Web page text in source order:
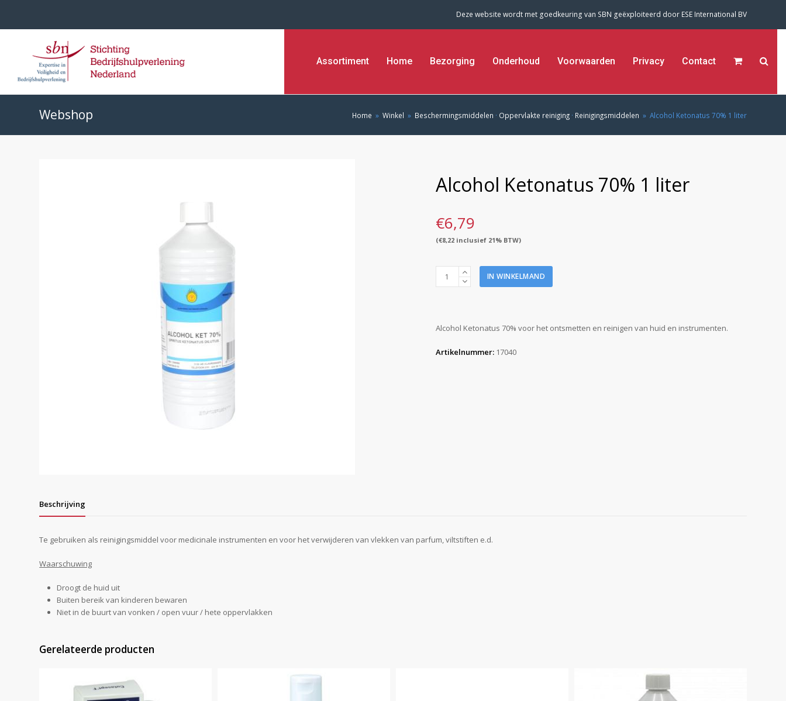
Deze website wordt met goedkeuring van SBN geëxploiteerd door ESE International BV
Assortiment Home Bezorging Onderhoud Voorwaarden Privacy Contact
Webshop Home » Winkel » Beschermingsmiddelen · Oppervlakte reiniging· Reinigingsmiddelen » Alcohol Ketonatus 70% 1 liter
Alcohol Ketonatus 70% 1 liter
€6,79
(€8,22inclusief 21% BTW)
Alcohol
Ketonatus
aantal
IN WINKELMAND
Alcohol Ketonatus 70% voor het ontsmetten en reinigen van huid en instrumenten.
Artikelnummer: 17040
Beschrijving
Te gebruiken als reinigingsmiddel voor medicinale instrumenten en voor het verwijderen van vlekken van parfum, viltstiften e.d.
Waarschuwing
Droogt de huid uit
Buiten bereik van kinderen bewaren
Niet in de buurt van vonken / open vuur / hete oppervlakken
Gerelateerde producten